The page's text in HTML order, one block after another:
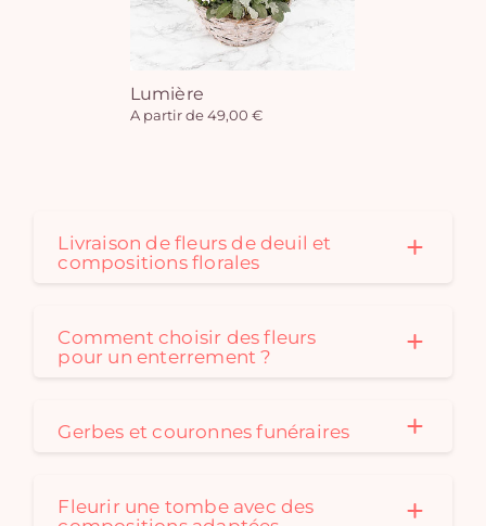
Lumière
A partir de 49,00 €
Livraison de fleurs de deuil et
compositions florales
Comment choisir des fleurs
pour un enterrement ?
Gerbes et couronnes funéraires
Fleurir une tombe avec des